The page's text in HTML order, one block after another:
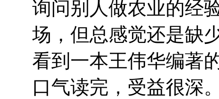
询问别人做农业的经
场，但总感觉还是缺
看到一本王伟华编著
口气读完，受益很深